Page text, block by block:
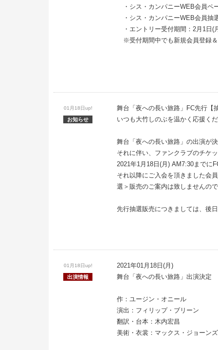
・シス・カンパニーWEB会員ペ
・シス・カンパニーWEB会員抽
・エントリー受付期間：2月1日(
※受付期間中でも新規会員登録
01月18日up!
お知らせ
舞台「夜への長い旅路」FC先行【
いつも大竹しのぶを温かく応援く
舞台「夜への長い旅路」の出演が
それに伴い、ファンクラブのチケ
2021年1月18日(月) AM7:30までに
それ以降にご入会を頂きました会
選＞販売のご案内は致しませんの
先行抽選販売につきましては、後
01月18日up!
出演情報
2021年01月18日(月)
舞台「夜への長い旅路」出演決定
作：ユージン・オニール
演出：フィリップ・ブリーン
翻訳・台本：木内宏昌
美術・衣裳：マックス・ジョーンズ